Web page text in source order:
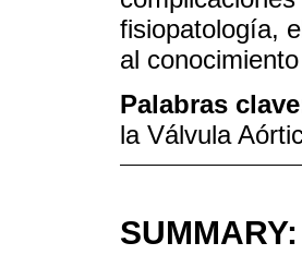
fisiopatología,
al
Palabras
la Válvula
SUMMARY: